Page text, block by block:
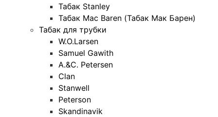
Табак Stanley
Табак Mac Baren (Табак Мак Барен)
Табак для трубки
W.O.Larsen
Samuel Gawith
A.&C. Petersen
Clan
Stanwell
Peterson
Skandinavik